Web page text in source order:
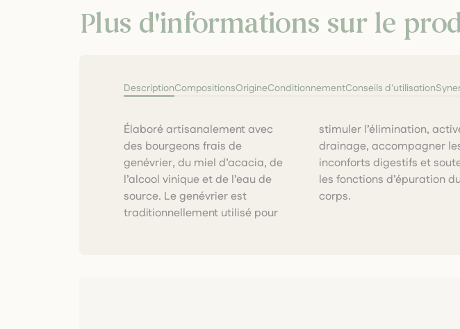
Plus d'informations sur le
DescriptionCompositionsOrigineConditionnementConseils d'utilisation
Élaboré artisanalement avec
des bourgeons frais de
genévrier, du miel d’acacia, de
l’alcool vinique et de l’eau de
source. Le genévrier est
traditionnellement utilisé pour
stimuler l’élimination, activer le
drainage, accompagner les
inconforts digestifs et soutenir
les fonctions d’épuration du
corps.